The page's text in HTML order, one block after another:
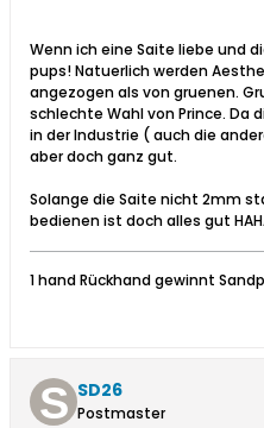
Wenn ich eine Saite liebe und
pups! Natuerlich werden
angezogen als von gruenen.
schlechte Wahl von Prince. Da
in der Industrie ( auch die
aber doch ganz gut.
Solange die Saite nicht 2mm
bedienen ist doch alles gut
1 hand Rückhand gewinnt
SD26
Postmaster